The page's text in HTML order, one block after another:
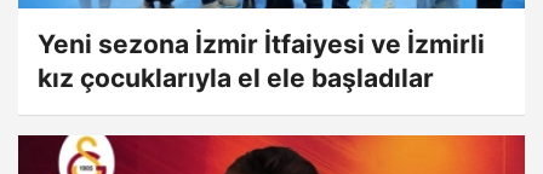
Yeni sezona İzmir İtfaiyesi ve İzmirli
kız çocuklarıyla el ele başladılar